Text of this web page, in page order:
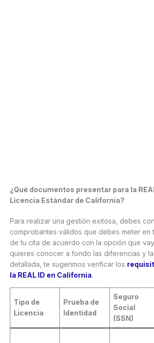
¿Qué documentos presentar para la
Licencia Estándar de California?
Para realizar una gestión exitosa, debes
comprobantes válidos que debes meter en
de tu cita de acuerdo con la opción que
quieres conocer a fondo las diferencias y
detallada, te sugerimos verificar los
la REAL ID en California.
Tipo de
Licencia
Prueba de
Identidad
Seguro
Social
(SSN)